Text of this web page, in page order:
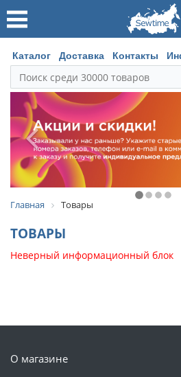
Каталог Доставка Контакты
Главная Товары
ТОВАРЫ
Неверный информационный блок
О магазине